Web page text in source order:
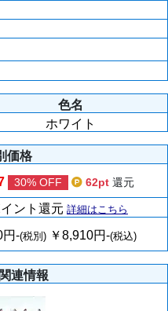
色名
ホワイト
価格
30% OFF 62pt 還元
ント還元 詳細はこちら
円-(税別) ￥8,910円-(税込)
連情報